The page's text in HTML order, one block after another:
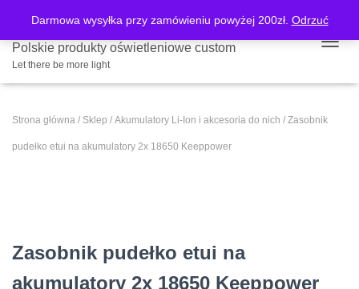
Darmowa wysyłka przy zamówieniu powyżej 200zł. Odrzuć
Polskie produkty oświetleniowe custom
Let there be more light
Strona główna / Sklep / Akumulatory Li-Ion i akcesoria do nich / Zasobnik
pudełko etui na akumulatory 2x 18650 Keeppower
Zasobnik pudełko etui na
akumulatory 2x 18650 Keeppower